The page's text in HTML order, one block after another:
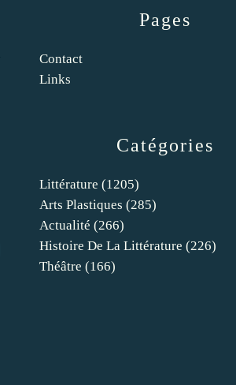
Catégories
Littérature (1205)
Arts Plastiques (285)
Actualité (266)
Histoire De La Littérature (226)
Théâtre (166)
Pages
Contact
Links